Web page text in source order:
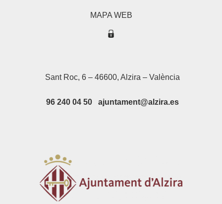
MAPA WEB
Sant Roc, 6 – 46600, Alzira – València
96 240 04 50 ajuntament@alzira.es